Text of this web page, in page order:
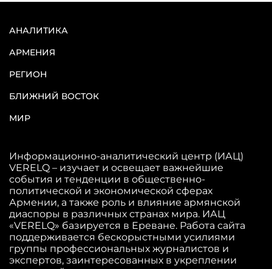
АНАЛИТИКА
АРМЕНИЯ
РЕГИОН
БЛИЖНИЙ ВОСТОК
МИР
Информационно-аналитический центр (ИАЦ)
VERELQ – изучает и освещает важнейшие
события и тенденции в общественно-
политической и экономической сферах
Армении, а также роль и влияние армянской
диаспоры в различных странах мира. ИАЦ
«VERELQ» базируется в Ереване. Работа сайта
поддерживается бескорыстными усилиями
группы профессиональных журналистов и
экспертов, заинтересованных в укреплении